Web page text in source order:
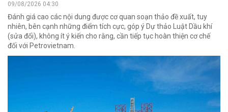
09/08/2026 04:30
Đánh giá cao các nội dung được cơ quan soạn thảo đề xuất, tuy
nhiên, bên cạnh những điểm tích cực, góp ý Dự thảo Luật Dầu khí
(sửa đổi), không ít ý kiến cho rằng, cần tiếp tục hoàn thiện cơ chế
đối với Petrovietnam.